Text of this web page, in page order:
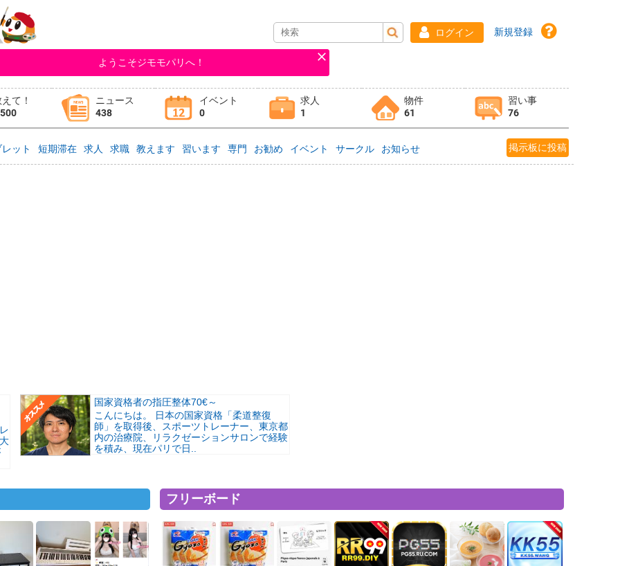
ログイン 新規登録
ようこそジモモパリへ！
て！
ニュース
438
イベント
0
求人
1
物件
61
習い事
76
ット 短期滞在 求人 求職 教えます 習います 専門 お勧め イベント サークル お知らせ 掲示板に投稿
国家資格者の指圧整体70€～
こんにちは。 日本の国家資格「柔道整復
師」を取得後、スポーツトレーナー、東京都
内の治療院、リラクゼーションサロンで経験
を積み、現在パリで日..
フリーボード